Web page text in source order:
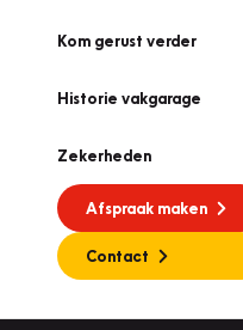
Kom gerust verder
Historie vakgarage
Zekerheden
Afspraak maken
Contact